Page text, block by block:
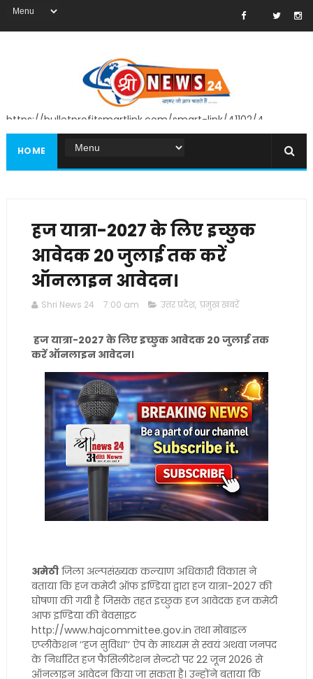
https://bulletprofitsmartlink.com/smart-link/41102/4
HOME
हज यात्रा-2027 के लिए इच्छुक
आवेदक 20 जुलाई तक करें
ऑनलाइन आवेदन।
Shri News 24 7:00 am उत्तर प्रदेश, प्रमुख खबरें
हज यात्रा-2027 के लिए इच्छुक आवेदक 20 जुलाई तक
करें ऑनलाइन आवेदन।
अमेठीजिला अल्पसंख्यक कल्याण अधिकारी विकास ने
बताया कि हज कमेटी ऑफ इण्डिया द्वारा हज यात्रा-2027 की
घोषणा की गयी है जिसके तहत इच्छुक हज आवेदक हज कमेटी
आफ इण्डिया की बेवसाइट
http://www.hajcommittee.gov.in तथा मोबाइल
एप्लीकेशन ’’हज सुविधा’’ ऐप के माध्यम से स्वयं अथवा जनपद
के निर्धारित हज फैसिलीटेशन सेन्टरो पर 22 जून 2026 से
ऑनलाइन आवेदन किया जा सकता है। उन्होंने बताया कि